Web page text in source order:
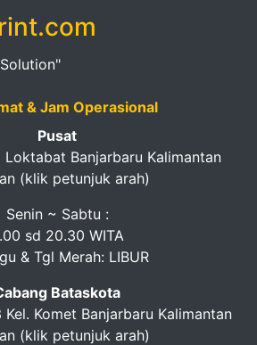
& Jam Operasional
Pusat
Loktabat Banjarbaru Kalimantan
(klik petunjuk arah)
Senin ~ Sabtu :
sd 20.30 WITA
& Tgl Merah: LIBUR
Bataskota
Komet Banjarbaru Kalimantan
(klik petunjuk arah)